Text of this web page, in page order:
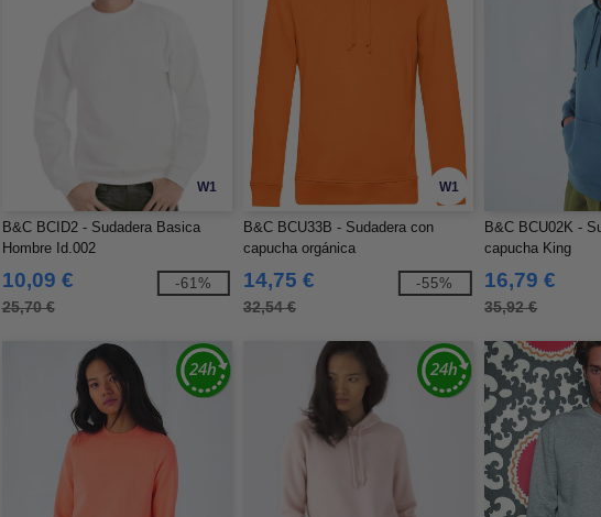
W1
B&C BCID2 - Sudadera Basica
Hombre Id.002
10,09 €
25,70 €
-61%
W1
B&C BCU33B - Sudadera con
capucha orgánica
14,75 €
32,54 €
-55%
B&C BCU02K -
capucha King
16,79 €
35,92 €